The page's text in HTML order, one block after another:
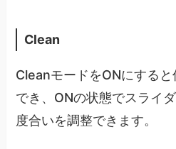
Clean
CleanモードをONにする
でき、ONの状態でスライ
度合いを調整できます。